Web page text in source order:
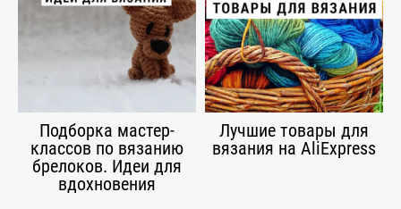
Подборка мастер-
классов по вязанию
брелоков. Идеи для
вдохновения
Лучшие товары для
вязания на AliExpress